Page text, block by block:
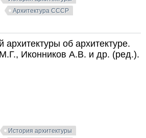
Архитектура СССР
Бархин М.Г., Иконников А.В. и др. (ред.).
архитектуры об архитектуре.
Иконников А.В. и др. (ред.).
История архитектуры